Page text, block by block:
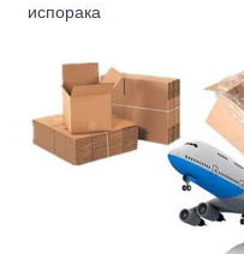
испорака